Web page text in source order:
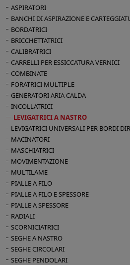
ASPIRATORI
BANCHI DI ASPIRAZIONE E
BORDATRICI
BRICCHETTATRICI
CALIBRATRICI
CARRELLI PER ESSICCATURA VERNICI
COMBINATE
FORATRICI MULTIPLE
GENERATORI ARIA CALDA
INCOLLATRICI
LEVIGATRICI A NASTRO
LEVIGATRICI UNIVERSALI PER BORDI
MACINATORI
MASCHIATRICI
MOVIMENTAZIONE
MULTILAME
PIALLE A FILO
PIALLE A FILO E SPESSORE
PIALLE A SPESSORE
RADIALI
SCORNICIATRICI
SEGHE A NASTRO
SEGHE CIRCOLARI
SEGHE PENDOLARI